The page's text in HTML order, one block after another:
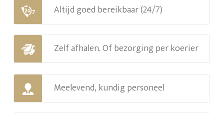
Altijd goed bereikbaar (24/7)
Zelf afhalen. Of bezorging per koerier
Meelevend, kundig personeel